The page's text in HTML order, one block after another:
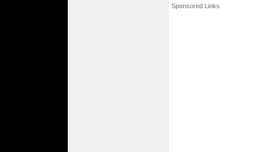
Sponsored Links